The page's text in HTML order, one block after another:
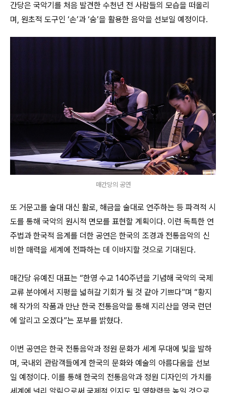
간당은 국악기를 처음 발견한 수천년 전 사람들의 모습을 떠올리
며, 원초적 도구인 ‘손’과 ‘숨’을 활용한 음악을 선보일 예정이다.
매간당의 공연
또 거문고를 술대 대신 활로, 해금을 술대로 연주하는 등 파격적 시
도를 통해 국악의 원시적 면모를 표현할 계획이다. 이런 독특한 연
주법과 한국적 음계를 더한 공연은 한국의 조경과 전통음악의 신
비한 매력을 세계에 전파하는 데 이바지할 것으로 기대된다.
매간당 유예진 대표는 “한영 수교 140주년을 기념해 국악의 국제
교류 분야에서 지평을 넓혀갈 기회가 될 것 같아 기쁘다”며 “황지
해 작가의 작품과 만난 한국 전통음악을 통해 지리산을 영국 런던
에 알리고 오겠다”는 포부를 밝혔다.
이번 공연은 한국 전통음악과 정원 문화가 세계 무대에 빛을 발하
며, 국내외 관람객들에게 한국의 문화와 예술의 아름다움을 선보
일 예정이다. 이를 통해 한국의 전통음악과 정원 디자인의 가치를